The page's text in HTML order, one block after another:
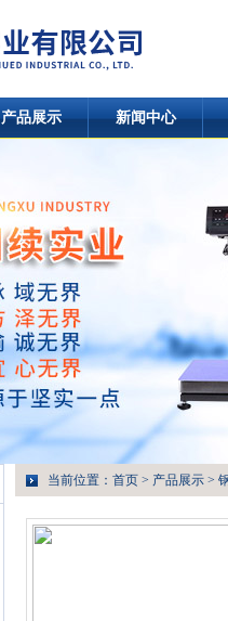
产品展示 新闻中心
当前位置： 首页 > 产品展示 >